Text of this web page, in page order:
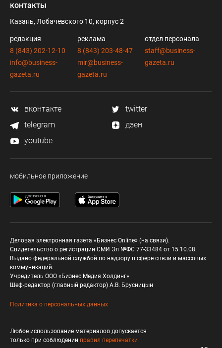
контакты
Казань, Лобачевского 10, корпус 2
редакция
8 (843) 202-12-10
info@business-
gazeta.ru
реклама
8 (843) 203-48-47
mir@business-
gazeta.ru
отдел персонала
staff@business-
gazeta.ru
вконтакте
twitter
telegram
дзен
youtube
мобильное приложение
Деловая электронная газета «Бизнес Online» (на связи).
Свидетельство о регистрации СМИ Эл №ФС 77-33484 от 15.10.08.
Выдано федеральной службой по надзору в сфере связи и массовых
коммуникаций.
Учредитель ООО «Бизнес Медия Холдинг»
Шеф-редактор (главный редактор) А.В. Брусницын
Политика о персональных данных
Любое использование материалов допускается
только при соблюдении правил перепечатки